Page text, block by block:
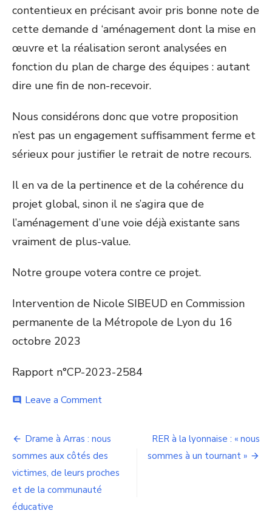
contentieux en précisant avoir pris bonne note de
cette demande d ‘aménagement dont la mise en
œuvre et la réalisation seront analysées en
fonction du plan de charge des équipes : autant
dire une fin de non-recevoir.
Nous considérons donc que votre proposition
n’est pas un engagement suffisamment ferme et
sérieux pour justifier le retrait de notre recours.
Il en va de la pertinence et de la cohérence du
projet global, sinon il ne s’agira que de
l’aménagement d’une voie déjà existante sans
vraiment de plus-value.
Notre groupe votera contre ce projet.
Intervention de Nicole SIBEUD en Commission
permanente de la Métropole de Lyon du 16
octobre 2023
Rapport n°CP-2023-2584
comment Leave a Commenton
n°11
Chassieu
Navigation
de
l’article
Drame à Arras : nous
sommes aux côtés des
victimes, de leurs proches
et de la communauté
éducative
RER à la lyonnaise : « nous
sommes à un tournant »